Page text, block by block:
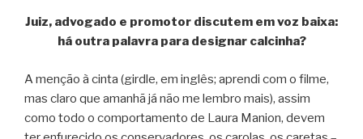
Juiz, advogado e promotor discutem em voz baixa:
há outra palavra para designar calcinha?
A menção à cinta (girdle, em inglês; aprendi com o filme,
mas claro que amanhã já não me lembro mais), assim
como todo o comportamento de Laura Manion, devem